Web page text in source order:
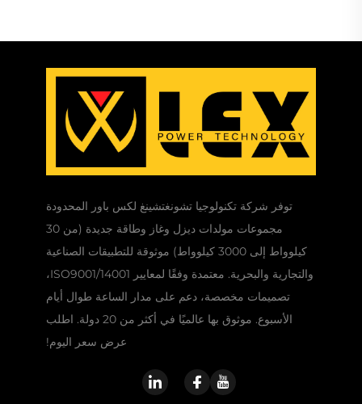
توفر شركة تكنولوجيا تشونغتشينغ لكس باور المحدودة
مجموعات مولدات ديزل وغاز وطاقة جديدة (من 30
كيلوواط إلى 3000 كيلوواط) موثوقة للتطبيقات الصناعية
والتجارية والبحرية. معتمدة وفقًا لمعايير ISO9001/14001،
تصميمات مخصصة، دعم على مدار الساعة طوال أيام
الأسبوع. موثوق بها عالميًا في أكثر من 20 دولة. اطلب
عرض سعر اليوم!